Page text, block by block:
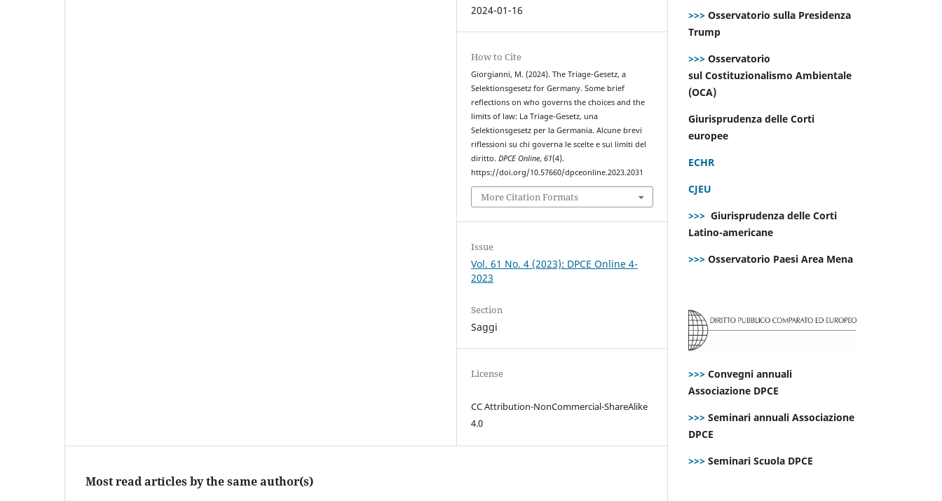
2024-01-16
How to Cite
Giorgianni, M. (2024). The Triage-Gesetz, a
Selektionsgesetz for Germany. Some brief
reflections on who governs the choices and the
limits of law: La Triage-Gesetz, una
Selektionsgesetz per la Germania. Alcune brevi
riflessioni su chi governa le scelte e sui limiti del
diritto.DPCE Online,61(4).
https://doi.org/10.57660/dpceonline.2023.2031
More Citation Formats
Issue
Vol. 61 No. 4 (2023): DPCE Online 4-
2023
Section
Saggi
License
CC Attribution-NonCommercial-ShareAlike
4.0
Most read articles by the same author(s)
>>> Osservatorio sulla Presidenza
Trump
>>> Osservatorio
sul Costituzionalismo Ambientale
(OCA)
Giurisprudenza delle Corti
europee
ECHR
CJEU
>>> Giurisprudenza delle Corti
Latino-americane
>>> Osservatorio Paesi Area Mena
>>> Convegni annuali
Associazione DPCE
>>> Seminari annuali Associazione
DPCE
>>> Seminari Scuola DPCE